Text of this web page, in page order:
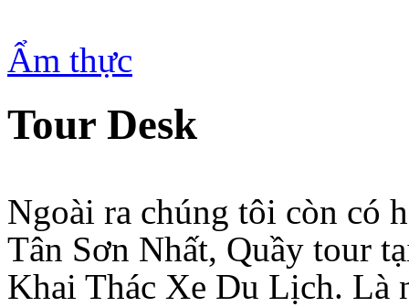
Ẩm thực
Tour Desk
Ngoài ra chúng tôi còn có
Tân Sơn Nhất, Quầy tour
Khai Thác Xe Du Lịch. Là